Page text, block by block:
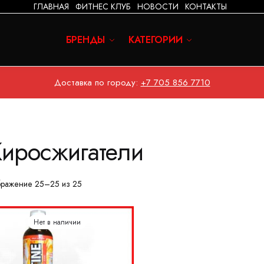
ГЛАВНАЯ ФИТНЕС КЛУБ НОВОСТИ КОНТАКТЫ
БРЕНДЫ КАТЕГОРИИ
Доставка по городу: +7 705 856 7710
25–25 из 25
Нет в наличии